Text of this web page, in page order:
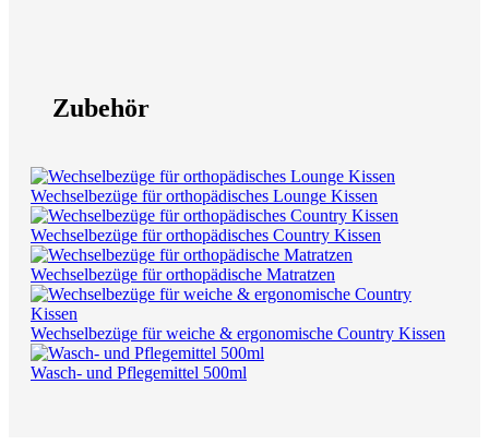
Zubehör
Wechselbezüge für orthopädisches Lounge Kissen
Wechselbezüge für orthopädisches Country Kissen
Wechselbezüge für orthopädische Matratzen
Wechselbezüge für weiche & ergonomische Country Kissen
Wasch- und Pflegemittel 500ml